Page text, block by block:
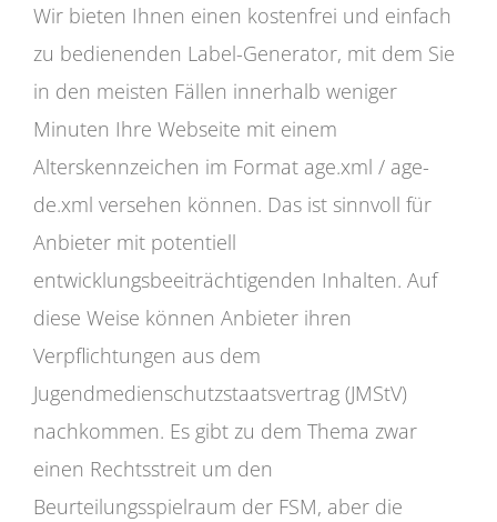
Wir bieten Ihnen einen kostenfrei und einfach
zu bedienenden Label-Generator, mit dem Sie
in den meisten Fällen innerhalb weniger
Minuten Ihre Webseite mit einem
Alterskennzeichen im Format age.xml / age-
de.xml versehen können. Das ist sinnvoll für
Anbieter mit potentiell
entwicklungsbeeiträchtigenden Inhalten. Auf
diese Weise können Anbieter ihren
Verpflichtungen aus dem
Jugendmedienschutzstaatsvertrag (JMStV)
nachkommen. Es gibt zu dem Thema zwar
einen Rechtsstreit um den
Beurteilungsspielraum der FSM, aber die